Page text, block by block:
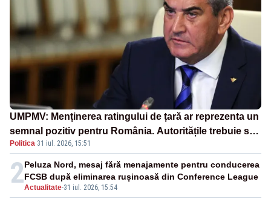
UMPMV: Menținerea ratingului de țară ar reprezenta un
semnal pozitiv pentru România. Autoritățile trebuie să
continue consolidarea stabilității economice și
financiare
Politica·31 iul. 2026, 15:51
2Actualitate-31 iul. 2026, 15:54
Peluza Nord, mesaj fără menajamente pentru conducerea
FCSB după eliminarea rușinoasă din Conference League